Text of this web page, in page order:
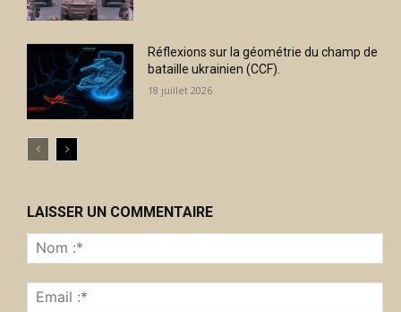
Réflexions sur la géométrie du champ de
bataille ukrainien (CCF).
18 juillet 2026
LAISSER UN COMMENTAIRE
:*